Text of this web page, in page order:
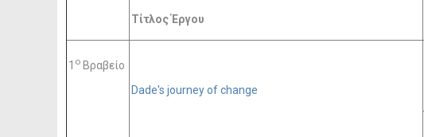
Τίτλος Έργου
1 οΒραβείο
Dade's journey of change